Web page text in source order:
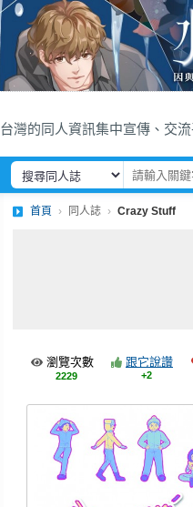
台灣的同人資訊集中宣傳、交
首頁 同人誌 Crazy Stuff
瀏覽次數
2229
跟它說讚
+2